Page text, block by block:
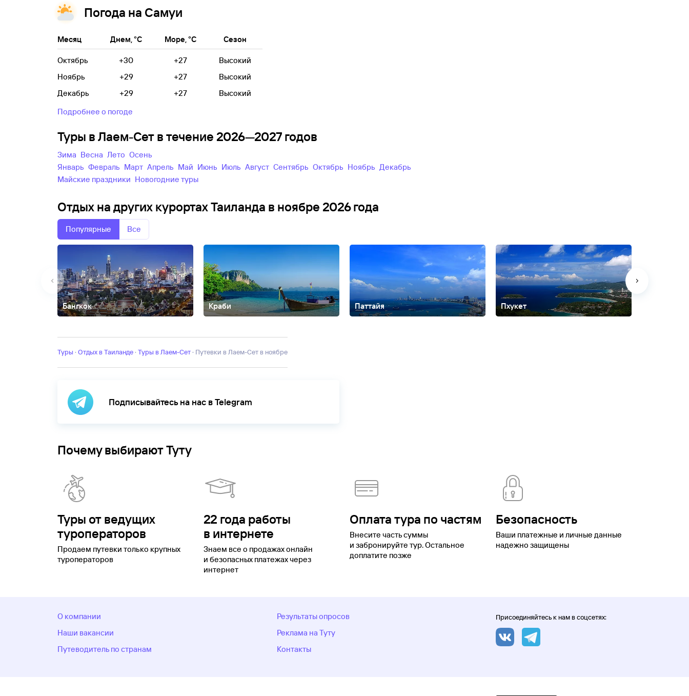
Погода на Самуи
Месяц Днем, °C Море, °C Сезон
Октябрь +30 +27
Высокий
Ноябрь
+29 +27
Высокий
Декабрь
+29 +27
Высокий
Подробнее о погоде
Туры в Лаем-Сет в течение 2026—2027 годов
зима весна лето
осень
Январь
Февраль Март Апрель Май Июнь Июль Август Сентябрь Октябрь Ноябрь
Декабрь
майские праздники
новогодние туры
Отдых на других курортах Таиланда в ноябре 2026 года
Популярные Все
Бангкок Краби Паттайя Пхукет
Туры · Отдых в Таиланде · Туры в Лаем-Сет · Путевки в Лаем-Сет в ноябре
Подписывайтесь на нас в Telegram
Почему выбирают Туту
Туры от ведущих
туроператоров
Продаем путевки только крупных
туроператоров
22 года работы
в интернете
Знаем все о продажах онлайн
и безопасных платежах через
интернет
Оплата тура по частям
Внесите часть суммы
и забронируйте тур. Остальное
доплатите позже
Безопасность
Ваши платежные и личные данные
надежно защищены
О компании
Наши вакансии
Путеводитель по странам
Результаты опросов
Реклама на Туту
Контакты
Присоединяйтесь к нам в соцсетях: